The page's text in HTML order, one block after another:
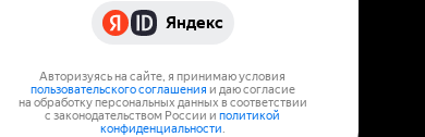
Яндекс
Авторизуясь на сайте, я принимаю условия
пользовательского соглашения и даю согласие
на обработку персональных данных в соответствии
с законодательством России и политикой
конфиденциальности.